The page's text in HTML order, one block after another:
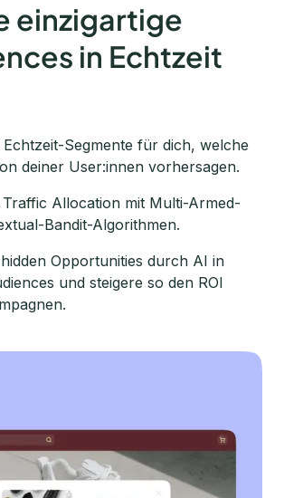
einzigartige
in Echtzeit
Segmente für dich, welche
deiner User:innen vorhersagen.
Traffic Allocation mit Multi-Armed-
Bandit-Algorithmen.
Opportunities durch AI in
und steigere so den ROI